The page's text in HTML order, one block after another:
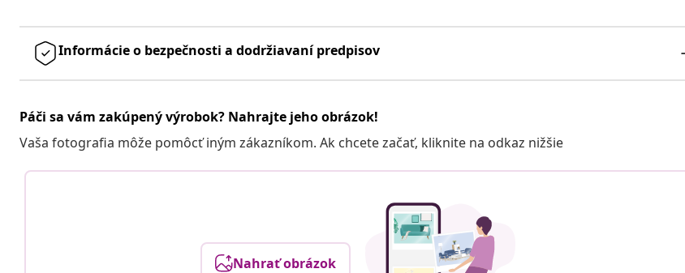
Informácie o bezpečnosti a dodržiavaní predpisov
Páči sa vám zakúpený výrobok? Nahrajte jeho obrázok!
Vaša fotografia môže pomôcť iným zákazníkom. Ak chcete začať, kliknite na odkaz nižšie
Nahrať obrázok